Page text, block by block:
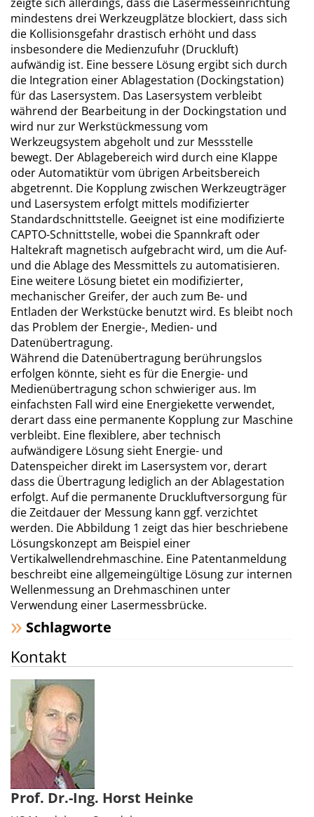
mindestens drei Werkzeugplätze blockiert, dass sich
die Kollisionsgefahr drastisch erhöht und dass
insbesondere die Medienzufuhr (Druckluft)
aufwändig ist. Eine bessere Lösung ergibt sich durch
die Integration einer Ablagestation (Dockingstation)
für das Lasersystem. Das Lasersystem verbleibt
während der Bearbeitung in der Dockingstation und
wird nur zur Werkstückmessung vom
Werkzeugsystem abgeholt und zur Messstelle
bewegt. Der Ablagebereich wird durch eine Klappe
oder Automatiktür vom übrigen Arbeitsbereich
abgetrennt. Die Kopplung zwischen Werkzeugträger
und Lasersystem erfolgt mittels modifizierter
Standardschnittstelle. Geeignet ist eine modifizierte
CAPTO-Schnittstelle, wobei die Spannkraft oder
Haltekraft magnetisch aufgebracht wird, um die Auf-
und die Ablage des Messmittels zu automatisieren.
Eine weitere Lösung bietet ein modifizierter,
mechanischer Greifer, der auch zum Be- und
Entladen der Werkstücke benutzt wird. Es bleibt noch
das Problem der Energie-, Medien- und
Datenübertragung.
Während die Datenübertragung berührungslos
erfolgen könnte, sieht es für die Energie- und
Medienübertragung schon schwieriger aus. Im
einfachsten Fall wird eine Energiekette verwendet,
derart dass eine permanente Kopplung zur Maschine
verbleibt. Eine flexiblere, aber technisch
aufwändigere Lösung sieht Energie- und
Datenspeicher direkt im Lasersystem vor, derart
dass die Übertragung lediglich an der Ablagestation
erfolgt. Auf die permanente Druckluftversorgung für
die Zeitdauer der Messung kann ggf. verzichtet
werden. Die Abbildung 1 zeigt das hier beschriebene
Lösungskonzept am Beispiel einer
Vertikalwellendrehmaschine. Eine Patentanmeldung
beschreibt eine allgemeingültige Lösung zur internen
Wellenmessung an Drehmaschinen unter
Verwendung einer Lasermessbrücke.
Schlagworte
Kontakt
Prof. Dr.-Ing. Horst Heinke